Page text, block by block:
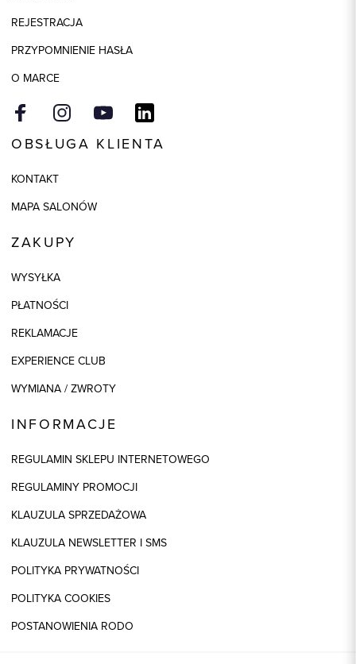
Składy podszewek
Model
REJESTRACJA
PRZYPOMNIENIE HASŁA
O MARCE
OBSŁUGA KLIENTA
KONTAKT
MAPA SALONÓW
ZAKUPY
WYSYŁKA
PŁATNOŚCI
REKLAMACJE
EXPERIENCE CLUB
WYMIANA / ZWROTY
INFORMACJE
REGULAMIN SKLEPU INTERNETOWEGO
REGULAMINY PROMOCJI
KLAUZULA SPRZEDAŻOWA
KLAUZULA NEWSLETTER I SMS
POLITYKA PRYWATNOŚCI
POLITYKA COOKIES
POSTANOWIENIA RODO